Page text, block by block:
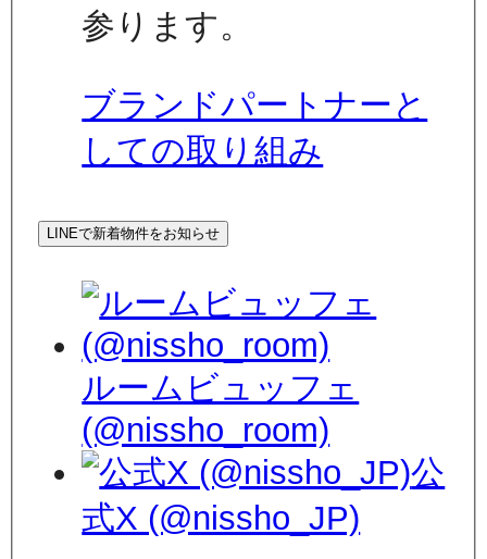
参ります。
ブランドパートナーと
しての取り組み
LINEで新着物件をお知らせ
ルームビュッフェ
(@nissho_room)
公
式X (@nissho_JP)